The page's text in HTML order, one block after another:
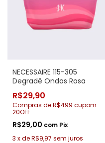
NECESSAIRE 115-305
Degradê Ondas Rosa
R$29,90
Compras de R$499 cupom
20OFF
R$29,00 com Pix
3 xdeR$9,97 sem juros